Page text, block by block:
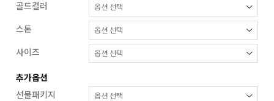
골드컬러
스톤
사이즈
추가옵션
선물패키지